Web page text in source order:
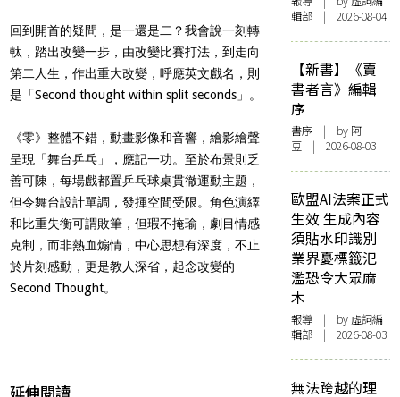
回到開首的疑問，是一還是二？我會說一刻轉
軚，踏出改變一步，由改變比賽打法，到走向
第二人生，作出重大改變，呼應英文戲名，則
是「Second thought within split seconds」。
《零》整體不錯，動畫影像和音響，繪影繪聲
呈現「舞台乒乓」，應記一功。至於布景則乏
善可陳，每場戲都置乒乓球桌貫徹運動主題，
但令舞台設計單調，發揮空間受限。角色演繹
和比重失衡可謂敗筆，但瑕不掩瑜，劇目情感
克制，而非熱血煽情，中心思想有深度，不止
於片刻感動，更是教人深省，起念改變的
Second Thought。
延伸閱讀
輯部 | 2026-08-04
【新書】《賣
書者言》編輯
序
書序 | by 阿
豆 | 2026-08-03
歐盟AI法案正式
生效 生成內容
須貼水印識別
業界憂標籤氾
濫恐令大眾麻
木
報導 | by 虛詞編
輯部 | 2026-08-03
無法跨越的理